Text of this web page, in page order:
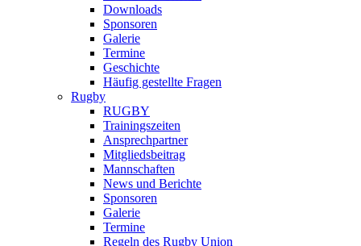
Downloads
Sponsoren
Galerie
Termine
Geschichte
Häufig gestellte Fragen
Rugby
RUGBY
Trainingszeiten
Ansprechpartner
Mitgliedsbeitrag
Mannschaften
News und Berichte
Sponsoren
Galerie
Termine
Regeln des Rugby Union